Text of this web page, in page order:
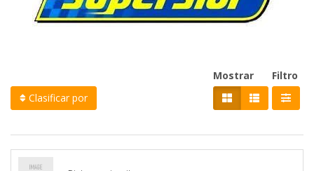
Clasificar por
Filtro
Mostrar